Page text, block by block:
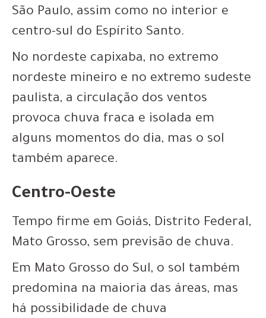
São Paulo, assim como no interior e
centro-sul do Espírito Santo.
No nordeste capixaba, no extremo
nordeste mineiro e no extremo sudeste
paulista, a circulação dos ventos
provoca chuva fraca e isolada em
alguns momentos do dia, mas o sol
também aparece.
Centro-Oeste
Tempo firme em Goiás, Distrito Federal,
Mato Grosso, sem previsão de chuva.
Em Mato Grosso do Sul, o sol também
predomina na maioria das áreas, mas
há possibilidade de chuva